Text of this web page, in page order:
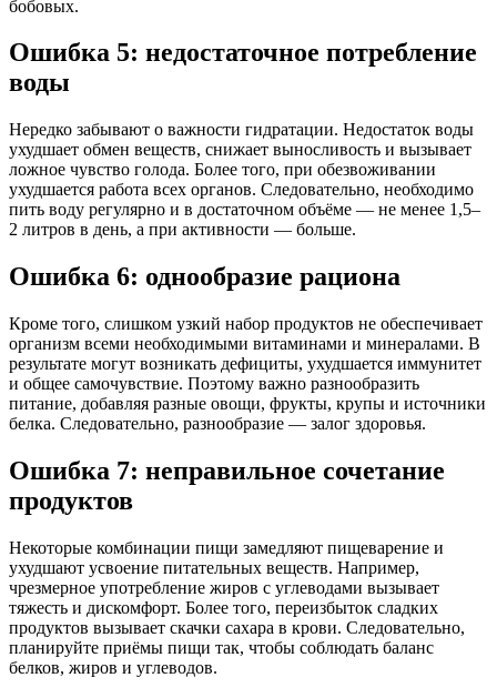
бобовых.
Ошибка 5: недостаточное потребление
воды
Нередко забывают о важности гидратации. Недостаток воды
ухудшает обмен веществ, снижает выносливость и вызывает
ложное чувство голода. Более того, при обезвоживании
ухудшается работа всех органов. Следовательно, необходимо
пить воду регулярно и в достаточном объёме — не менее 1,5–
2 литров в день, а при активности — больше.
Ошибка 6: однообразие рациона
Кроме того, слишком узкий набор продуктов не обеспечивает
организм всеми необходимыми витаминами и минералами. В
результате могут возникать дефициты, ухудшается иммунитет
и общее самочувствие. Поэтому важно разнообразить
питание, добавляя разные овощи, фрукты, крупы и источники
белка. Следовательно, разнообразие — залог здоровья.
Ошибка 7: неправильное сочетание
продуктов
Некоторые комбинации пищи замедляют пищеварение и
ухудшают усвоение питательных веществ. Например,
чрезмерное употребление жиров с углеводами вызывает
тяжесть и дискомфорт. Более того, переизбыток сладких
продуктов вызывает скачки сахара в крови. Следовательно,
планируйте приёмы пищи так, чтобы соблюдать баланс
белков, жиров и углеводов.